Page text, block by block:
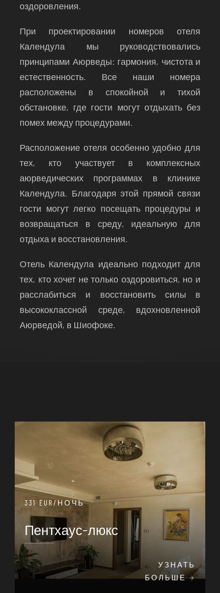
оздоровления.
При проектировании номеров отеля
Календула мы руководствовались
принципами Аюрведы: гармония, чистота и
естественность. Все наши номера
расположены в спокойной и тихой
обстановке, где гости могут отдыхать без
помех между процедурами.
Расположение отеля особенно удобно для
тех, кто участвует в комплексных
аюрведических программах в клинике
Календула. Благодаря этой прямой связи
гости могут легко посещать процедуры и
возвращаться в среду, идеальную для
отдыха и восстановления.
Отель Календула идеально подходит для
тех, кто хочет не только оздоровиться, но и
расслабиться и восстановить силы в
высококлассной среде, вдохновленной
Аюрведой, в Шиофоке.
331 EUR/НОЧЬ
Пентхаус-люкс
УЗНАТЬ
БОЛЬШЕ